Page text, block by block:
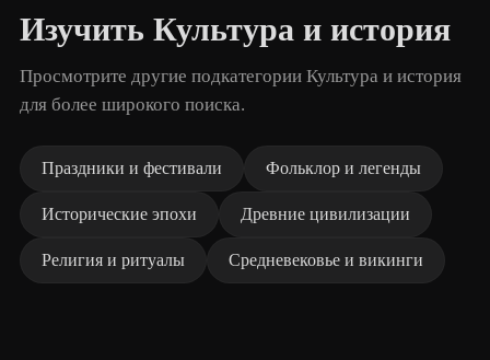
Изучить Культура и история
Просмотрите другие подкатегории Культура и история
для более широкого поиска.
Праздники и фестивали Фольклор и легенды
Исторические эпохи Древние цивилизации
Религия и ритуалы Средневековье и викинги